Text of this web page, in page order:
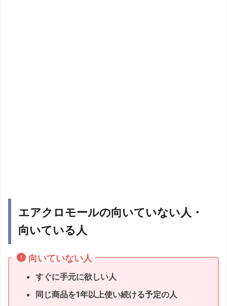
エアクロモールの向いていない人・
向いている人
向いていない人
すぐに手元に欲しい人
同じ商品を1年以上使い続ける予定の人